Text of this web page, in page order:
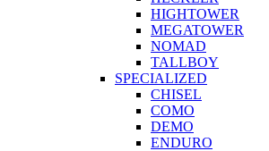
HIGHTOWER
MEGATOWER
NOMAD
TALLBOY
SPECIALIZED
CHISEL
COMO
DEMO
ENDURO